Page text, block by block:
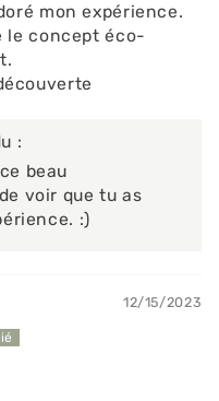
mon expérience.
le concept éco-
:
beau
voir que tu as
:)
12/15/2023